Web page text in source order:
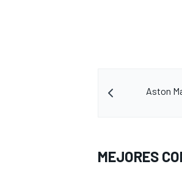
Aston
MEJORES